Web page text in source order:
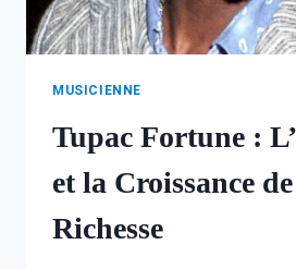
MUSICIENNE
Tupac Fortune :
et la Croissance
Richesse